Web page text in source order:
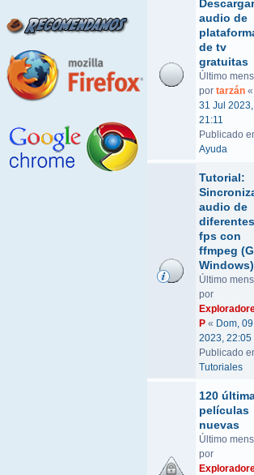
Descargar
audio de
de tv
gratuitas
Último
por tarzán «
31 Jul 2023,
21:11
Publicado
Ayuda
Tutorial:
audio de
diferentes
fps con
ffmpeg
Windows)
Último
por
P « Dom, 09
2023, 22:05
Publicado
Tutoriales
120
películas
nuevas
Último
por